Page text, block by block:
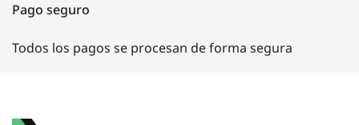
Pago seguro
Todos los pagos se procesan de forma segura